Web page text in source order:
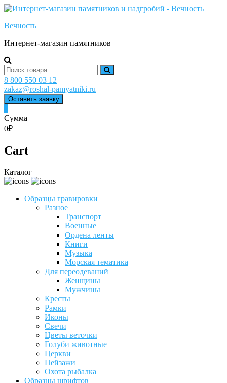
Skip
content
Вечность
Интернет-магазин памятников
Search
for:
8 800 550 03 12
zakaz@roshal-pamyatniki.ru
Оставить заявку
Сумма
0₽
Cart
Каталог
Образцы гравировки
Разное
Транспорт
Военные
Ордена ленты
Книги
Музыка
Морская тематика
Для переодеваний
Женщины
Мужчины
Кресты
Рамки
Иконы
Свечи
Цветы веточки
Голуби животные
Церкви
Пейзажи
Охота рыбалка
Образцы шрифтов